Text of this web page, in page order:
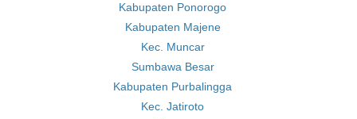
Kabupaten Ponorogo
Kabupaten Majene
Kec. Muncar
Sumbawa Besar
Kabupaten Purbalingga
Kec. Jatiroto